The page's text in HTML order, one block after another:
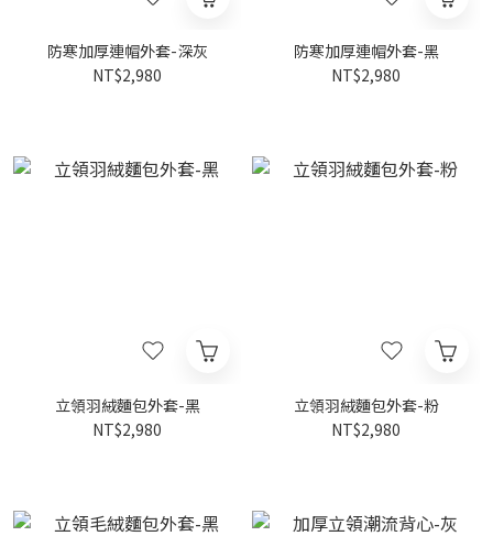
防寒加厚連帽外套-深灰
NT$2,980
防寒加厚連帽外套-黑
NT$2,980
立領羽絨麵包外套-黑
NT$2,980
立領羽絨麵包外套-粉
NT$2,980